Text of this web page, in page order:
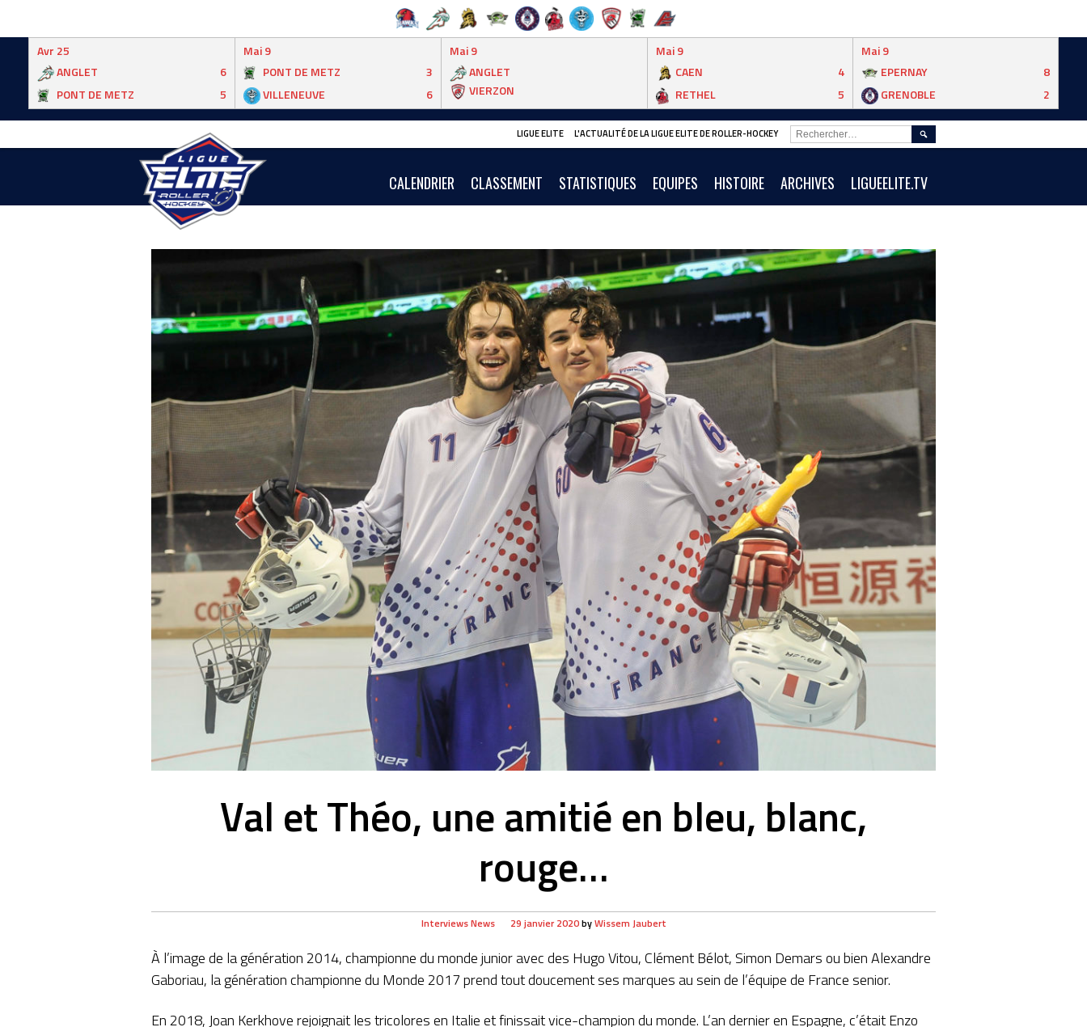
Avr 25
ANGLET
6
PONT DE METZ
5
Mai 9
PONT DE METZ
3
VILLENEUVE
6
Mai 9
ANGLET
VIERZON
Mai 9
CAEN
4
RETHEL
5
Mai 9
EPERNAY
8
GRENOBLE
2
content
LIGUE ELITE L'ACTUALITÉ DE LA LIGUE ELITE DE ROLLER-HOCKEY
CALENDRIER CLASSEMENT STATISTIQUES EQUIPES HISTOIRE ARCHIVES LIGUEELITE.TV
RECHERCHER :
Val et Théo, une amitié en bleu, blanc,
rouge…
InterviewsNews 29 janvier 2020byWissem Jaubert
À l’image de la génération 2014, championne du monde junior avec des Hugo Vitou, Clément Bélot, Simon Demars ou bien Alexandre
Gaboriau, la génération championne du Monde 2017 prend tout doucement ses marques au sein de l’équipe de France senior.
En 2018, Joan Kerkhove rejoignait les tricolores en Italie et finissait vice-champion du monde. L’an dernier en Espagne, c’était Enzo